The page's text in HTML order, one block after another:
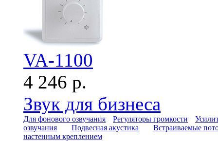
VA-1100
4 246 р.
Звук для бизнеса
Для фонового озвучания Регуляторы громкости
озвучания
Подвесная акустика
Встраиваемые
настенным креплением